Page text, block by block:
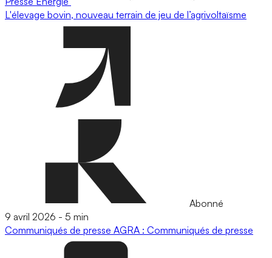
L'élevage bovin, nouveau terrain de jeu de l’agrivoltaïsme
Abonné
9 avril 2026 - 5 min
Communiqués de presse AGRA : Communiqués de presse